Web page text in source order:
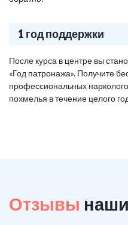
1 год поддержки
После курса в центре вы
«Год патронажа». Получите
профессиональных
похмелья в течение целого
Отзывы